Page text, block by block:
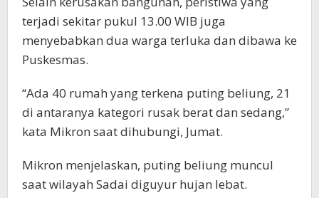
terjadi sekitar pukul 13.00 WIB juga
menyebabkan dua warga terluka dan dibawa ke
Puskesmas.
“Ada 40 rumah yang terkena puting beliung, 21
di antaranya kategori rusak berat dan sedang,”
kata Mikron saat dihubungi, Jumat.
Mikron menjelaskan, puting beliung muncul
saat wilayah Sadai diguyur hujan lebat.